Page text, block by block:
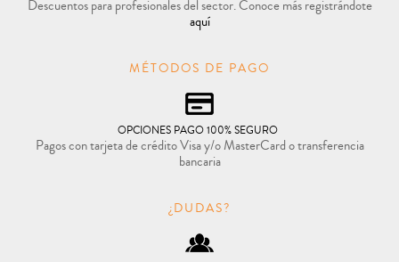
Descuentos para profesionales del sector. Conoce más registrándote
aquí
MÉTODOS DE PAGO
OPCIONES PAGO 100% SEGURO
Pagos con tarjeta de crédito Visa y/o MasterCard o transferencia
bancaria
¿DUDAS?